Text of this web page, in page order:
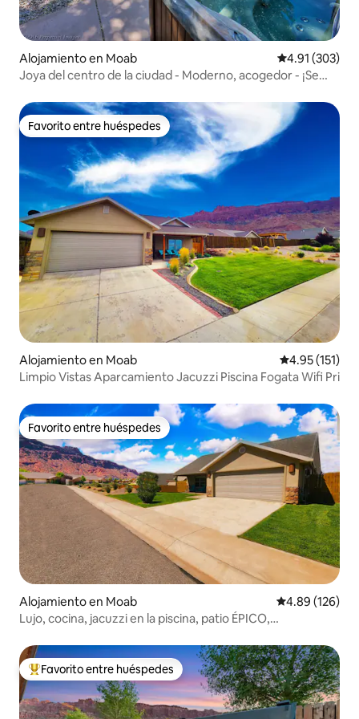
Alojamiento en Moab Calificación
4.91 (303)
Joya del centro de la ciudad - Moderno, acogedor - ¡Se
Favorito entre huéspedes
Favorito entre huéspedes
Alojamiento en Moab Calificación
4.95 (151)
Limpio Vistas Aparcamiento Jacuzzi Piscina Fogata Wifi Pri
Favorito entre huéspedes
Favorito entre huéspedes
Alojamiento en Moab Calificación
4.89 (126)
Lujo, cocina, jacuzzi en la piscina, patio ÉPICO,
Favorito entre huéspedes preferido
Favorito entre huéspedes